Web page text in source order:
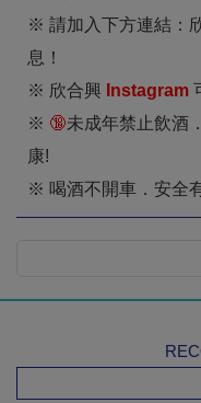
※ 請加入下方連結：
息！
※ 欣合興 nstagram
※ 🔞未成年禁止飲酒
康!
※ 喝酒不開車．安全